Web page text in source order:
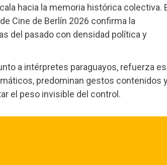
hacia la memoria histórica colectiva.
Cine de Berlín 2026 confirma la
del pasado con densidad política y
a intérpretes paraguayos, refuerza
predominan gestos contenidos
el peso invisible del control.